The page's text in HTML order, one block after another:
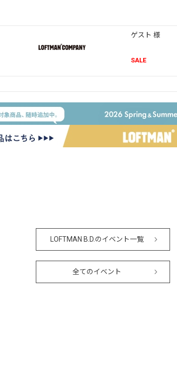
SALE
ゲスト 様
LOFTMAN B.D.のイベント一覧
全てのイベント